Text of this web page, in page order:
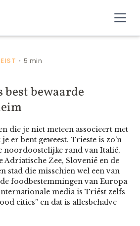
•5 min
best bewaarde
die je niet meteen associeert met
er bent geweest. Trieste is zo’n
noordoostelijke rand van Italië,
Adriatische Zee, Slovenië en de
stad die misschien wel een van
foodbestemmingen van Europa
media is Triëst zelfs
cities” en dat is allesbehalve